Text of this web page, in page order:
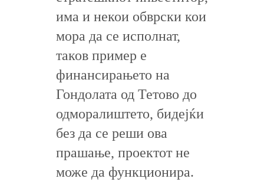
има и некои обврски кои
мора да се исполнат,
таков пример е
финансирањето на
Гондолата од Тетово до
одморалиштето, бидејќи
без да се реши ова
прашање, проектот не
може да функционира.